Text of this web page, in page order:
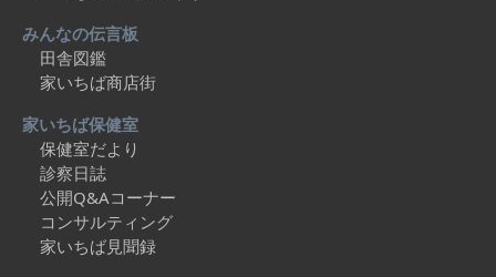
みんなの伝言板
田舎図鑑
家いちば商店街
家いちば保健室
保健室だより
診察日誌
公開Q&Aコーナー
コンサルティング
家いちば見聞録